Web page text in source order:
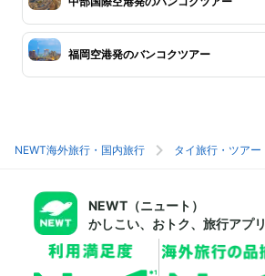
福岡空港発のバンコクツアー
NEWT海外旅行・国内旅行 タイ旅行・ツアー
NEWT（ニュート）
かしこい、おトク、旅行アプリ